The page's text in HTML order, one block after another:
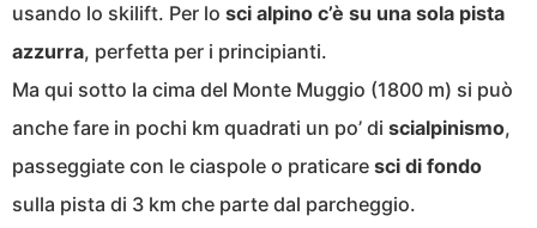
usando lo skilift. Per lo sci alpino c’è su una sola pista
azzurra, perfetta per i principianti.
Ma qui sotto la cima del Monte Muggio (1800 m) si può
anche fare in pochi km quadrati un po’ di scialpinismo,
passeggiate con le ciaspole o praticare sci di fondo
sulla pista di 3 km che parte dal parcheggio.